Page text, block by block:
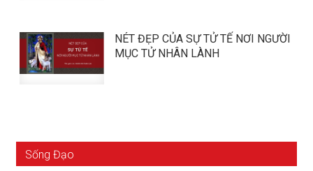
NÉT ĐẸP CỦA SỰ TỬ TẾ NƠI NGƯỜI
MỤC TỬ NHÂN LÀNH
Sống Đạo